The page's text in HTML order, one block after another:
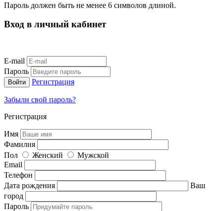
Пароль должен быть не менее 6 символов длиной.
Вход в личный кабинет
E-mail
Пароль
Регистрация
Забыли свой пароль?
Регистрация
Имя
Фамилия
Пол
Женский
Мужской
Email
Телефон
Дата рождения
Ваш
город
Пароль